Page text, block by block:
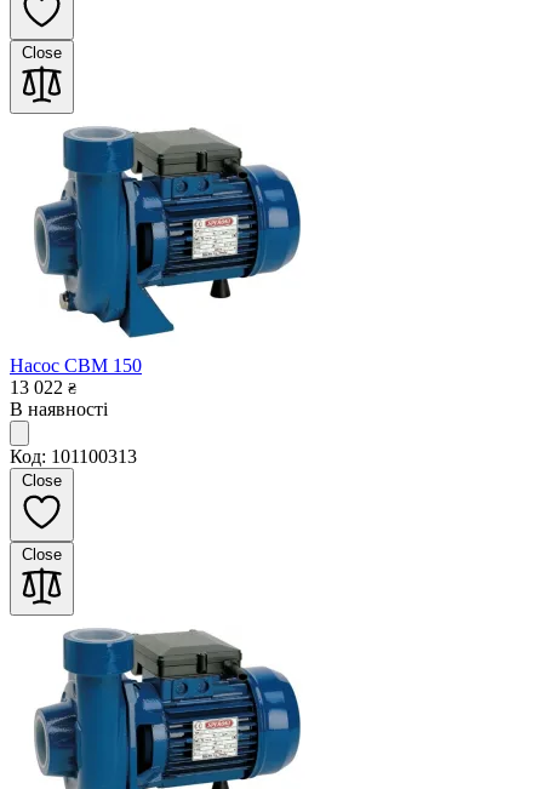
Close
Насос CBM 150
13 022 ₴
В наявності
Код: 101100313
Close
Close